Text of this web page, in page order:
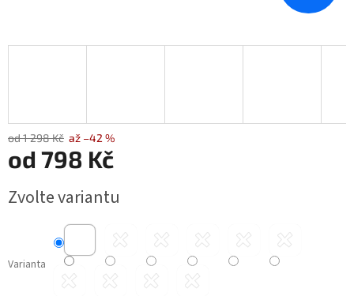
od 1 298 Kč až –42 %
od 798 Kč
cena:
Zvolte variantu
Varianta